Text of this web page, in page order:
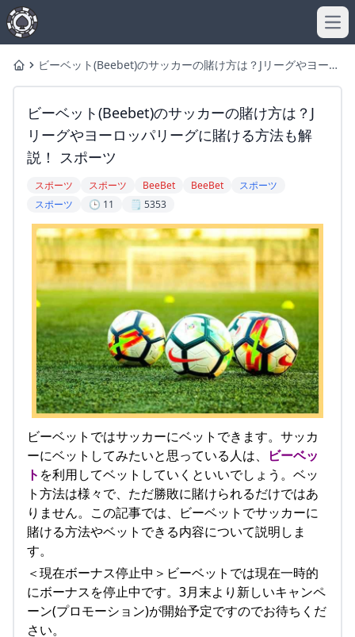
Homeビーベット(Beebet)のサッカーの賭け方は？Jリーグやヨーロ
ビーベット(Beebet)のサッカーの賭け方は？J
リーグやヨーロッパリーグに賭ける方法も解
説！ スポーツ
スポーツ スポーツ BeeBet BeeBet
スポーツ
スポーツ
🕒 11 🗒️ 5353
ビーベットではサッカーにベットできます。サッカ
ーにベットしてみたいと思っている人は、
ビーベッ
ト を利用してベットしていくといいでしょう。ベッ
ト方法は様々で、ただ勝敗に賭けられるだけではあ
りません。この記事では、ビーベットでサッカーに
賭ける方法やベットできる内容について説明しま
す。
＜現在ボーナス停止中＞ビーベットでは現在一時的
にボーナスを停止中です。3月末より新しいキャンペ
ーン(プロモーション)が開始予定ですのでお待ちくだ
さい。